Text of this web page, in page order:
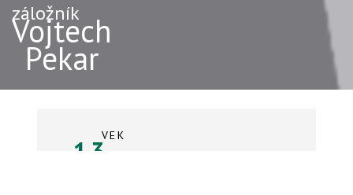
záložník
Vojtech
Pekar
VEK
13